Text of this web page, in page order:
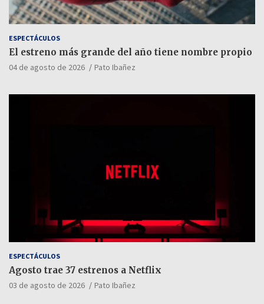
ESPECTÁCULOS
El estreno más grande del año tiene nombre propio
04 de agosto de 2026 Pato Ibañez
ESPECTÁCULOS
Agosto trae 37 estrenos a Netflix
03 de agosto de 2026 Pato Ibañez